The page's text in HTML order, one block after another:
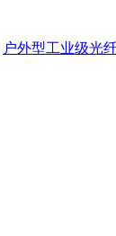
户外型工业级光